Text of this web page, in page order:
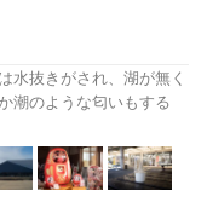
水抜きがされ、湖が無く
潮のような匂いもする